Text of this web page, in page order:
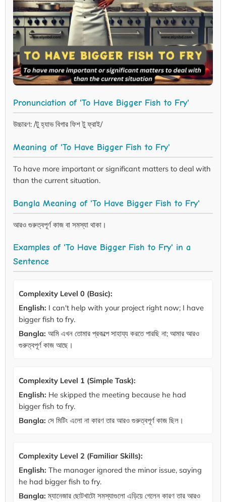
Pronunciation of 'To Have Bigger Fish to Fry'
উচ্চারণ: /টু হ্যাভ বিগার ফিশ টু ফ্রাই/
Meaning of 'To Have Bigger Fish to Fry'
To have more important or significant matters to deal with
than the current situation.
Bangla Meaning of 'To Have Bigger Fish to Fry'
আরও গুরুত্বপূর্ণ কাজ বা সমস্যা থাকা।
Examples of 'To Have Bigger Fish to Fry' in a
Sentence
Complexity Level 0 (Basic):
English: I can't help with your project right now; I have
bigger fish to fry.
Bangla: আমি এখন তোমার প্রকল্পে সাহায্য করতে পারছি না; আমার আরও
গুরুত্বপূর্ণ কাজ আছে।
Complexity Level 1 (Simple Task):
English: He skipped the meeting because he had
bigger fish to fry.
Bangla: সে মিটিং এলো না কারণ তার আরও গুরুত্বপূর্ণ কাজ ছিল।
Complexity Level 2 (Familiar Skills):
English: The manager ignored the minor issue, saying
he had bigger fish to fry.
Bangla: ম্যানেজার ছোটখাটো সমস্যাগুলো এড়িয়ে গেলেন কারণ তার আরও